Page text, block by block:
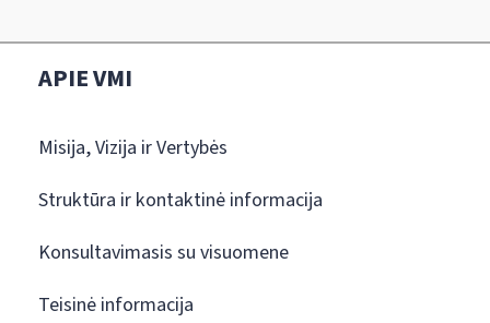
APIE VMI
Misija, Vizija ir Vertybės
Struktūra ir kontaktinė informacija
Konsultavimasis su visuomene
Teisinė informacija